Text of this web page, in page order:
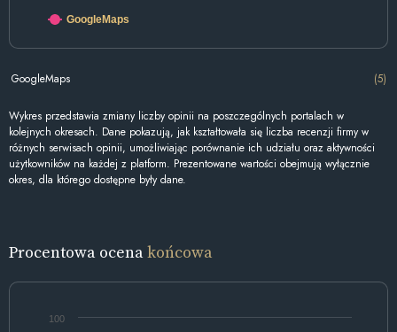
GoogleMaps
GoogleMaps (5)
Wykres przedstawia zmiany liczby opinii na poszczególnych portalach w
kolejnych okresach. Dane pokazują, jak kształtowała się liczba recenzji firmy w
różnych serwisach opinii, umożliwiając porównanie ich udziału oraz aktywności
użytkowników na każdej z platform. Prezentowane wartości obejmują wyłącznie
okres, dla którego dostępne były dane.
Procentowa ocenakońcowa
100